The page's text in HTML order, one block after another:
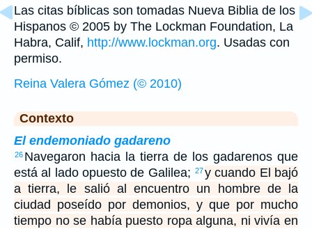
Las citas bíblicas son tomadas Nueva Biblia de los
Hispanos © 2005 by The Lockman Foundation, La
Habra, Calif, http://www.lockman.org. Usadas con
permiso.
Reina Valera Gómez (© 2010)
Contexto
El endemoniado gadareno
26 Navegaron hacia la tierra de los gadarenos que
está al lado opuesto de Galilea; 27y cuando El bajó
a tierra, le salió al encuentro un hombre de la
ciudad poseído por demonios, y que por mucho
tiempo no se había puesto ropa alguna, ni vivía en